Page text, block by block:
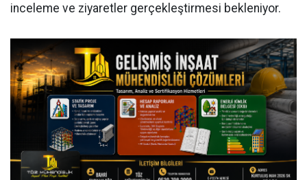
inceleme ve ziyaretler gerçekleştirmesi bekleniyor.